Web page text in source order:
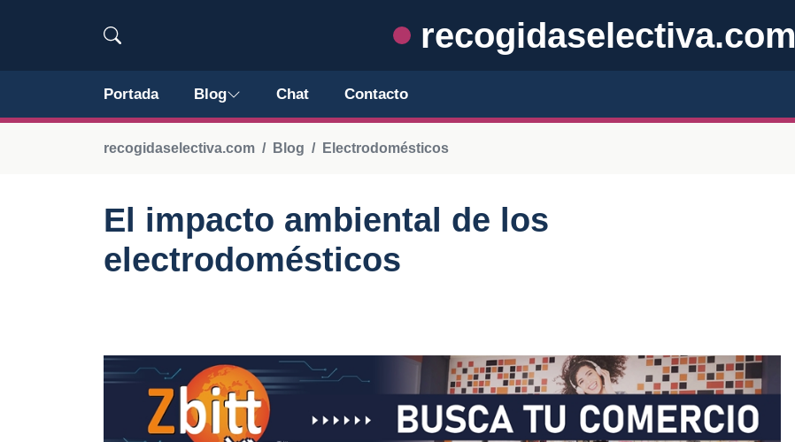
recogidaselectiva.com
Portada Blog Chat Contacto
recogidaselectiva.com Blog Electrodomésticos
El impacto ambiental de los
electrodomésticos